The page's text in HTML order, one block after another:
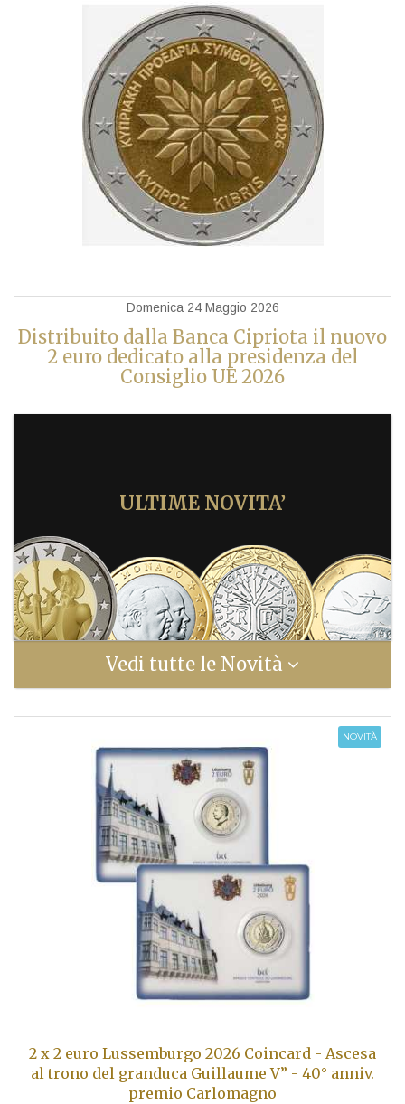
Domenica 24 Maggio 2026
Distribuito dalla Banca Cipriota il nuovo
2 euro dedicato alla presidenza del
Consiglio UE 2026
ULTIME NOVITA’
Vedi tutte le Novità
NOVITÀ
2 x 2 euro Lussemburgo 2026 Coincard - Ascesa
al trono del granduca Guillaume V” - 40° anniv.
premio Carlomagno